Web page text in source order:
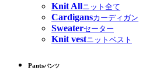
Knit Allニット全て
Cardigansカーディガン
Sweaterセーター
Knit vestニットベスト
Pantsパンツ